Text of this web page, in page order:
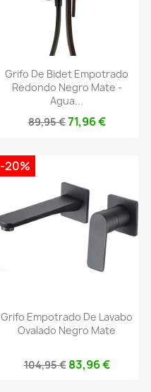
Grifo De Bidet Empotrado
Redondo Negro Mate -
Agua...
89,95 €71,96 €
Grifo Empotrado De Lavabo
Ovalado Negro Mate
104,95 € 83,96 €
-20%